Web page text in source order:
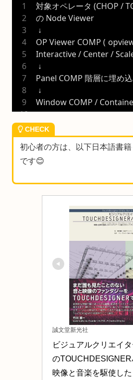
対象オペレータ (CHOP /
の Node Viewer
↓
OP Viewer COMP (
Interactive / Center /
↓
Panel COMP 階層に埋め
↓
Window COMP /
CHECK
初心者の方は、以下日本語書
です😊
誠文堂新光社
ビジュアルクリエイ
のTOUCHDESIGNER
映像と音楽を駆使し